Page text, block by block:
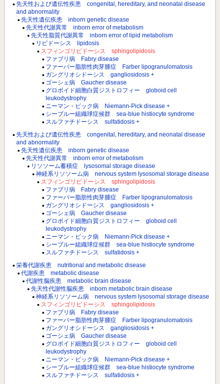
先天性および遺伝性疾患 congenital, hereditary, and neonatal disease
and abnormality
先天性遺伝疾患 inborn genetic disease
先天性代謝異常 inborn error of metabolism
先天性脂質代謝異常 inborn error of lipid metabolism
リピドーシス lipidosis
スフィンゴリピドーシス sphingolipidosis
ファブリ病 Fabry disease
ファーバー脂肪性肉芽腫症 Farber lipogranulomatosis
ガングリオシドーシス gangliosidosis +
ゴーシェ病 Gaucher disease
グロボイド細胞白質ジストロフィー globoid cell
leukodystrophy
ニーマン・ピック病 Niemann-Pick disease +
シーブルー組織球症候群 sea-blue histiocyte syndrome
スルファチドーシス sulfatidosis +
先天性および遺伝性疾患 congenital, hereditary, and neonatal disease
and abnormality
先天性遺伝疾患 inborn genetic disease
先天性代謝異常 inborn error of metabolism
リソソーム蓄積症 lysosomal storage disease
神経系リソソーム病 nervous system lysosomal storage disease
スフィンゴリピドーシス sphingolipidosis
ファブリ病 Fabry disease
ファーバー脂肪性肉芽腫症 Farber lipogranulomatosis
ガングリオシドーシス gangliosidosis +
ゴーシェ病 Gaucher disease
グロボイド細胞白質ジストロフィー globoid cell
leukodystrophy
ニーマン・ピック病 Niemann-Pick disease +
シーブルー組織球症候群 sea-blue histiocyte syndrome
スルファチドーシス sulfatidosis +
栄養代謝疾患 nutritional and metabolic disease
代謝疾患 metabolic disease
代謝性脳疾患 metabolic brain disease
先天性代謝性脳疾患 inborn metabolic brain disease
神経系リソソーム病 nervous system lysosomal storage disease
スフィンゴリピドーシス sphingolipidosis
ファブリ病 Fabry disease
ファーバー脂肪性肉芽腫症 Farber lipogranulomatosis
ガングリオシドーシス gangliosidosis +
ゴーシェ病 Gaucher disease
グロボイド細胞白質ジストロフィー globoid cell
leukodystrophy
ニーマン・ピック病 Niemann-Pick disease +
シーブルー組織球症候群 sea-blue histiocyte syndrome
スルファチドーシス sulfatidosis +